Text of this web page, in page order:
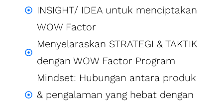
INSIGHT/ IDEA untuk menciptakan
WOW Factor
Menyelaraskan STRATEGI & TAKTIK
dengan WOW Factor Program
Mindset: Hubungan antara produk
& pengalaman yang hebat dengan